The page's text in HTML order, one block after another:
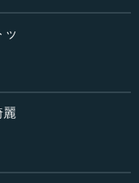
ているだけでな
て、本当の燃焼、
た人たちの芸術作
才能と生き方とが
すために展示会も
ッ
麗